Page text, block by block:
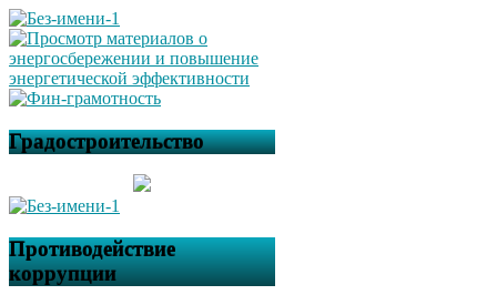
Градостроительство
Противодействие
коррупции